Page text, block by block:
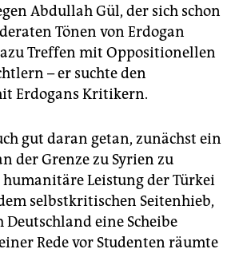
Abdullah Gül, der sich schon
Tönen von Erdogan
Treffen mit Oppositionellen
– er suchte den
Erdogans Kritikern.
gut daran getan, zunächst ein
der Grenze zu Syrien zu
humanitäre Leistung der Türkei
selbstkritischen Seitenhieb,
eine Scheibe
Rede vor Studenten räumte